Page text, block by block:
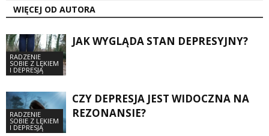
WIĘCEJ OD AUTORA
RADZENIE
SOBIE Z LĘKIEM
I DEPRESJĄ
JAK WYGLĄDA STAN DEPRESYJNY?
RADZENIE
SOBIE Z LĘKIEM
I DEPRESJĄ
CZY DEPRESJA JEST WIDOCZNA NA
REZONANSIE?